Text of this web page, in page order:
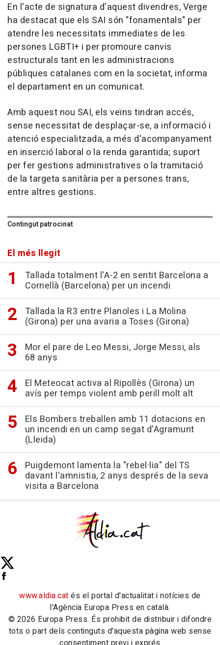
En l'acte de signatura d'aquest divendres, Verge
ha destacat que els SAI són "fonamentals" per
atendre les necessitats immediates de les
persones LGBTI+ i per promoure canvis
estructurals tant en les administracions
públiques catalanes com en la societat, informa
el departament en un comunicat.
Amb aquest nou SAI, els veïns tindran accés,
sense necessitat de desplaçar-se, a informació i
atenció especialitzada, a més d'acompanyament
en inserció laboral o la renda garantida; suport
per fer gestions administratives o la tramitació
de la targeta sanitària per a persones trans,
entre altres gestions.
Contingut patrocinat
El més llegit
Tallada totalment l'A-2 en sentit Barcelona a
Cornellà (Barcelona) per un incendi
Tallada la R3 entre Planoles i La Molina
(Girona) per una avaria a Toses (Girona)
Mor el pare de Leo Messi, Jorge Messi, als
68 anys
El Meteocat activa al Ripollès (Girona) un
avís per temps violent amb perill molt alt
Els Bombers treballen amb 11 dotacions en
un incendi en un camp segat d'Agramunt
(Lleida)
Puigdemont lamenta la "rebel·lia" del TS
davant l'amnistia, 2 anys després de la seva
visita a Barcelona
www.aldia.cat és el portal d'actualitat i notícies de
l'Agència Europa Press en català.
© 2026 Europa Press. És prohibit de distribuir i difondre
tots o part dels continguts d'aquesta pàgina web sense